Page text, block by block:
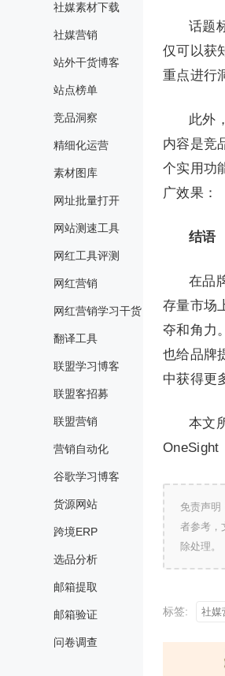
社媒素材下载
社媒营销
站外干货博客
站点榜单
竞品洞察
精细化运营
素材图库
网址批量打开
网站测速工具
网红工具评测
网红营销
网红营销学习干货
翻译工具
联盟学习博客
联盟客招募
联盟营销
营销自动化
谷歌学习博客
货源网站
跨境ERP
选品分析
邮箱提取
邮箱验证
问卷调查
话题
仅可以获
重点进行
此外
内容是竞
个实用功
广效果：
结语
在品
存量市场
夺和角力
也给品牌
中获得更
本文
OneSight
免责声明
者参考，
除处理。
标签: 社媒